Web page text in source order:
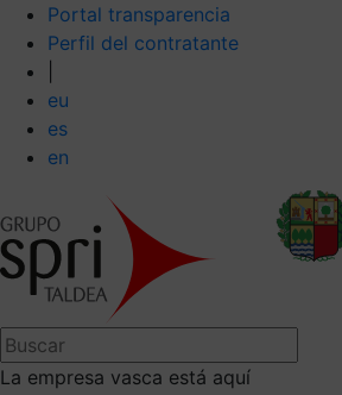
Portal transparencia
Perfil del contratante
eu
es
en
La empresa vasca está aquí